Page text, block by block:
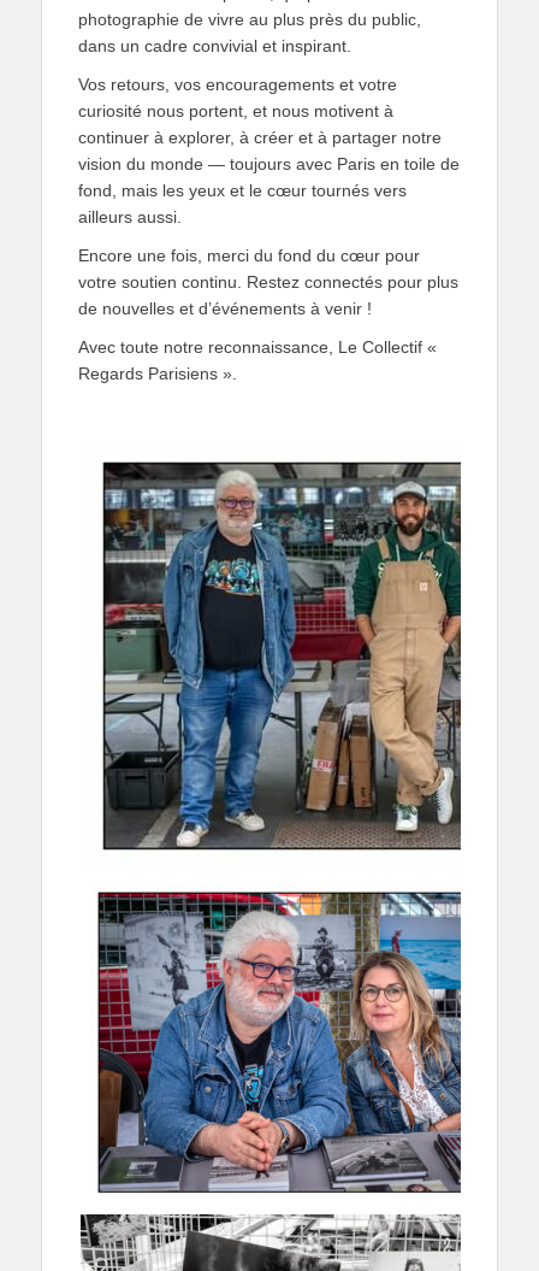
photographie de vivre au plus près du public,
dans un cadre convivial et inspirant.
Vos retours, vos encouragements et votre
curiosité nous portent, et nous motivent à
continuer à explorer, à créer et à partager notre
vision du monde — toujours avec Paris en toile de
fond, mais les yeux et le cœur tournés vers
ailleurs aussi.
Encore une fois, merci du fond du cœur pour
votre soutien continu. Restez connectés pour plus
de nouvelles et d’événements à venir !
Avec toute notre reconnaissance, Le Collectif «
Regards Parisiens ».